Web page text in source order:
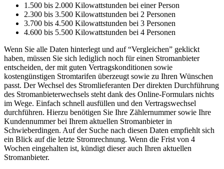
1.500 bis 2.000 Kilowattstunden bei einer Person
2.300 bis 3.500 Kilowattstunden bei 2 Personen
3.700 bis 4.500 Kilowattstunden bei 3 Personen
4.600 bis 5.500 Kilowattstunden bei 4 Personen
Wenn Sie alle Daten hinterlegt und auf “Vergleichen” geklickt
haben, müssen Sie sich lediglich noch für einen Stromanbieter
entscheiden, der mit guten Vertragskonditionen sowie
kostengünstigen Stromtarifen überzeugt sowie zu Ihren Wünschen
passt. Der Wechsel des Stromlieferanten Der direkten Durchführung
des Stromanbieterwechsels steht dank des Online-Formulars nichts
im Wege. Einfach schnell ausfüllen und den Vertragswechsel
durchführen. Hierzu benötigen Sie Ihre Zählernummer sowie Ihre
Kundennummer bei Ihrem aktuellen Stromanbieter in
Schwieberdingen. Auf der Suche nach diesen Daten empfiehlt sich
ein Blick auf die letzte Stromrechnung. Wenn die Frist von 4
Wochen eingehalten ist, kündigt dieser auch Ihren aktuellen
Stromanbieter.